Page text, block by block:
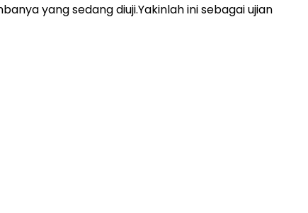
yang sedang diuji.Yakinlah ini sebagai ujian